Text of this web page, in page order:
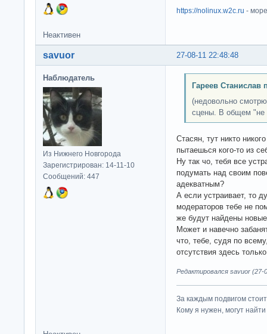
https://nolinux.w2c.ru -
Неактивен
27-08-11 22:48:48
savuor
Наблюдатель
Из Нижнего Новгорода
Зарегистрирован: 14-11-10
Сообщений: 447
Гареев Станислав
(недовольно
сцены. В общем "не
Стасян, тут никто
пытаешься кого-то из
Ну так чо, тебя все
подумать над своим
адекватным?
А если устраивает, то
модераторов тебе не
же будут найдены
Может и навечно
что, тебе, судя по
отсутствия здесь
Редактировался savuor (27-
За каждым подвигом
Кому я нужен, могут